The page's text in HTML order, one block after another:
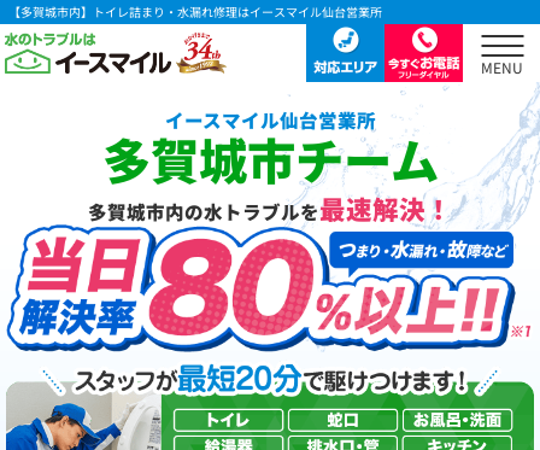
【多賀城市内】トイレ詰まり・水漏れ修理はイースマイル仙台営業所
イースマイル仙台営業所
多賀城市チーム
多賀城市内の水トラブルを最速解決！